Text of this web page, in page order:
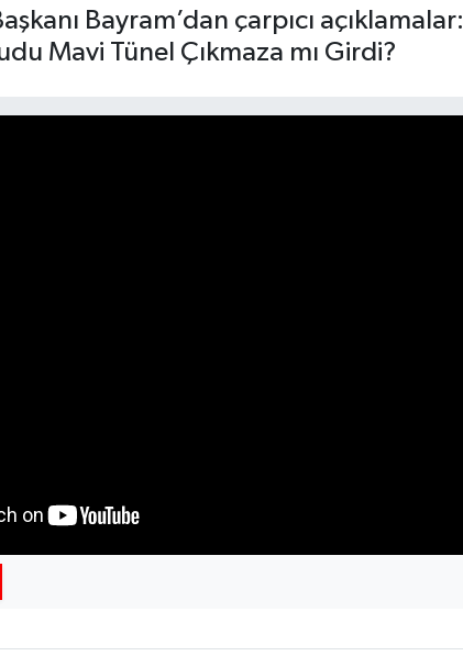
Bayram’dan çarpıcı
Mavi Tünel Çıkmaza mı Girdi?